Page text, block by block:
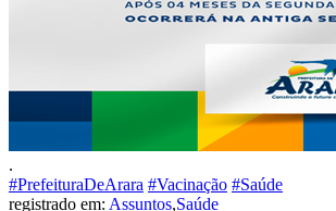
.
#PrefeituraDeArara #Vacinação #Saúde
registrado em: Assuntos,Saúde